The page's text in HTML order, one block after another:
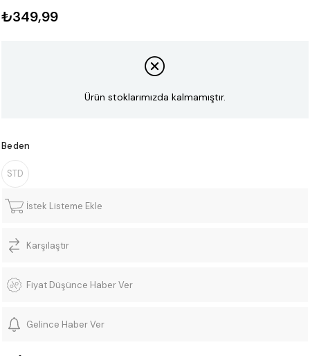
₺349,99
Ürün stoklarımızda kalmamıştır.
Beden
STD
İstek Listeme Ekle
Karşılaştır
Fiyat Düşünce Haber Ver
Gelince Haber Ver